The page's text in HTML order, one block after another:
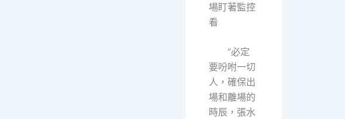
場盯著監控
看
“必定
要吩咐一切
人，確保出
場和離場的
時辰，張水